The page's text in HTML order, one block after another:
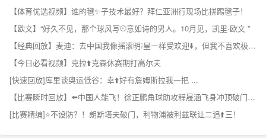
【体育优选视频】谁的毽✨子技术最好？拜仁亚洲行现场比拼踢毽子！
【欧文】“好久不见，那个球风写⚾意如诗的男人。10月见，凯里·欧文 ”
【经典回放】麦迪：去中国我像摇滚明❕星一样受欢迎⬇️，但我不喜欢极端的粉丝
【今日必看视频】克拉⬆️克森休赛期打高尔夫
[快速回放]库里谈奥运低谷：幸⬆️好有詹姆斯拉我一把 ...
【比赛瞬时回放】⬅️中国人能飞！徐正鹏角球助攻程晟涵飞身冲顶破门，庆⭐祝戴个面✌️具！
[比赛精编]⭐不设防？！朗斯塔夫破门，利物浦被利兹联让二追⬆️三！